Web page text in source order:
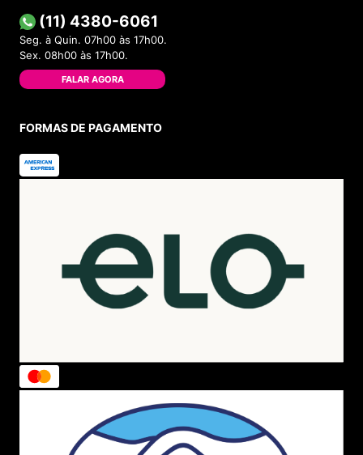
(11) 4380-6061
Seg. à Quin. 07h00 às 17h00.
Sex. 08h00 às 17h00.
FALAR AGORA
FORMAS DE PAGAMENTO